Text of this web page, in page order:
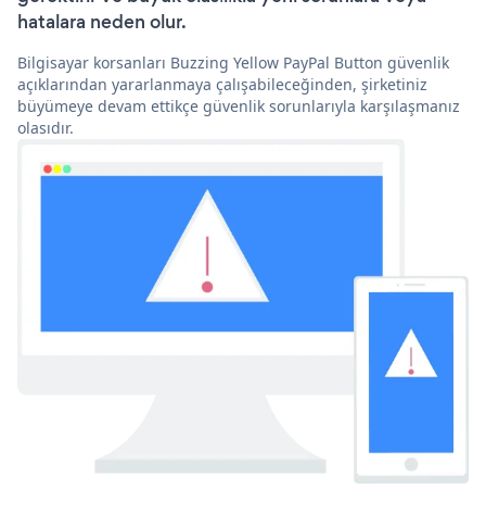
hatalara neden olur.
Bilgisayar korsanları Buzzing Yellow PayPal Button güvenlik
açıklarından yararlanmaya çalışabileceğinden, şirketiniz
büyümeye devam ettikçe güvenlik sorunlarıyla karşılaşmanız
olasıdır.